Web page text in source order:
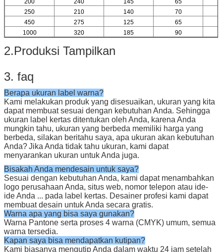
200 240 145
65
250
210 140
70
450
275 125
65
1000
320 185 90
2.Produksi Tampilkan
3. faq
Berapa ukuran label warna?
Kami melakukan produk yang disesuaikan, ukuran yang kita
dapat membuat sesuai dengan kebutuhan Anda. Sehingga
ukuran label kertas ditentukan oleh Anda, karena Anda
mungkin tahu, ukuran yang berbeda memiliki harga yang
berbeda, silakan beritahu saya, apa ukuran akan kebutuhan
Anda?Jika Anda tidak tahu ukuran, kami dapat
menyarankan ukuran untuk Anda juga.
Bisakah Anda mendesain untuk saya?
Sesuai dengan kebutuhan Anda, kami dapat menambahkan
logo perusahaan Anda, situs web, nomor telepon atau ide-
ide Anda ... pada label kertas. Desainer profesi kami dapat
membuat desain untuk Anda secara gratis.
Warna apa yang bisa saya gunakan?
Warna Pantone serta proses 4 warna (CMYK) umum, semua
warna tersedia.
Kapan saya bisa mendapatkan kutipan?
Kami biasanya mengutip Anda dalam waktu 24 jam setelah